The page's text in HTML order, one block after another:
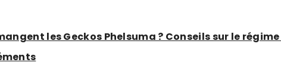
les Geckos Phelsuma ? Conseils sur le